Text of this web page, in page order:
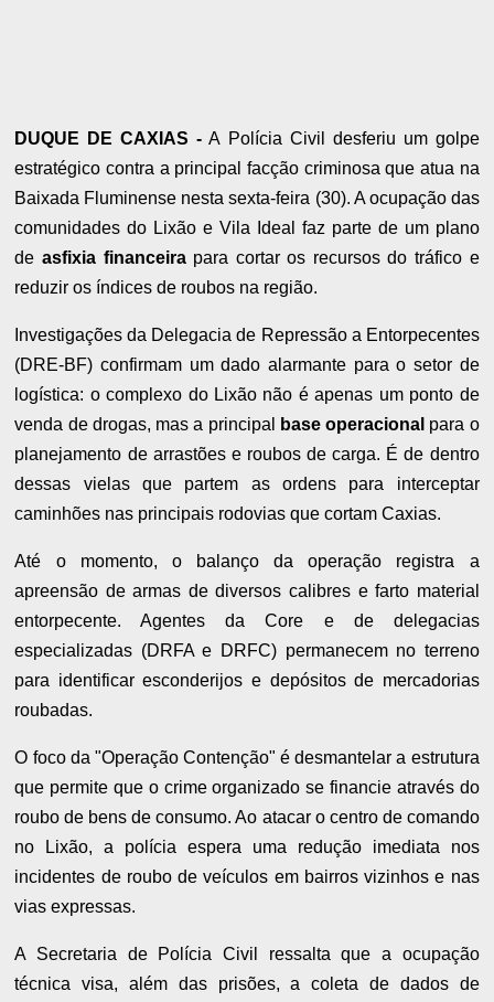
DUQUE DE CAXIAS - A Polícia Civil desferiu um golpe
estratégico contra a principal facção criminosa que atua na
Baixada Fluminense nesta sexta-feira (30). A ocupação das
comunidades do Lixão e Vila Ideal faz parte de um plano
deasfixia financeirapara cortar os recursos do tráfico e
reduzir os índices de roubos na região.
Investigações da Delegacia de Repressão a Entorpecentes
(DRE-BF) confirmam um dado alarmante para o setor de
logística: o complexo do Lixão não é apenas um ponto de
venda de drogas, mas a principal
base operacional para o
planejamento de arrastões e roubos de carga. É de dentro
dessas vielas que partem as ordens para interceptar
caminhões nas principais rodovias que cortam Caxias.
Até o momento, o balanço da operação registra a
apreensão de armas de diversos calibres e farto material
entorpecente. Agentes da Core e de delegacias
especializadas (DRFA e DRFC) permanecem no terreno
para identificar esconderijos e depósitos de mercadorias
roubadas.
O foco da "Operação Contenção" é desmantelar a estrutura
que permite que o crime organizado se financie através do
roubo de bens de consumo. Ao atacar o centro de comando
no Lixão, a polícia espera uma redução imediata nos
incidentes de roubo de veículos em bairros vizinhos e nas
vias expressas.
A Secretaria de Polícia Civil ressalta que a ocupação
técnica visa, além das prisões, a coleta de dados de